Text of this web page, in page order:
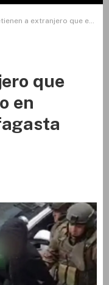
a extranjero que estaría involucrado en abordazo en Antofagasta
que
en